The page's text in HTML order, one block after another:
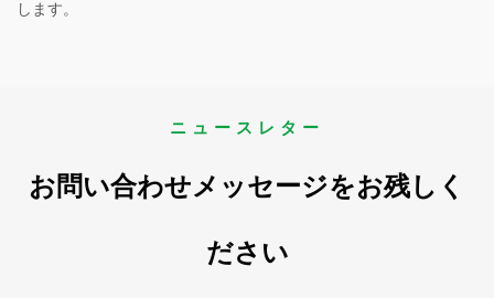
します。
ニュースレター
お問い合わせメッセージをお残しく
ださい